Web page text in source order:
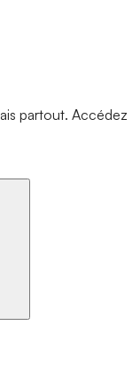
partout. Accédez